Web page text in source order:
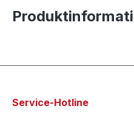
Service-Hotline